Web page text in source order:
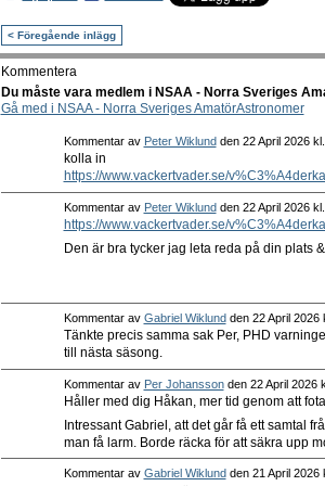
< Föregående inlägg
Kommentera
Du måste vara medlem i NSAA - Norra Sveriges
Gå med i NSAA - Norra Sveriges AmatörAstronomer
Kommentar av Peter Wiklund den 22 April 2026
kolla in
https://www.vackertvader.se/
Kommentar av Peter Wiklund den 22 April 2026
https://www.vackertvader.se/
Den är bra tycker jag leta reda på din plats
Kommentar av Gabriel Wiklund den 22 April 2026
Tänkte precis samma sak Per, PHD
till nästa säsong.
Kommentar av Per Johanssonden 22 April 2026
Håller med dig Håkan, mer tid genom att
Intressant Gabriel, att det går få ett samtal
man få larm. Borde räcka för att säkra upp
Kommentar av Gabriel Wiklund den 21 April 2026